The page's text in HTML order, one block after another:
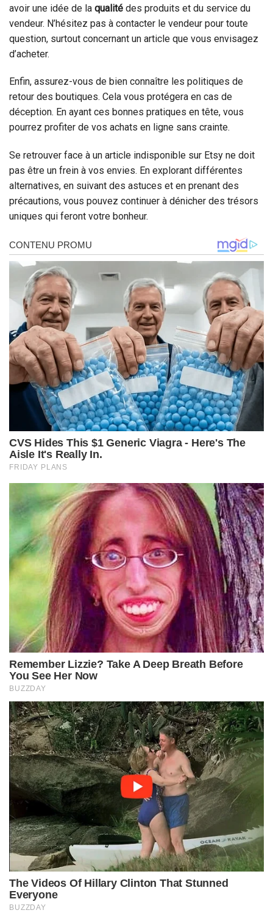
avoir une idée de la qualité des produits et du service du
vendeur. N’hésitez pas à contacter le vendeur pour toute
question, surtout concernant un article que vous envisagez
d’acheter.
Enfin, assurez-vous de bien connaître les politiques de
retour des boutiques. Cela vous protégera en cas de
déception. En ayant ces bonnes pratiques en tête, vous
pourrez profiter de vos achats en ligne sans crainte.
Se retrouver face à un article indisponible sur Etsy ne doit
pas être un frein à vos envies. En explorant différentes
alternatives, en suivant des astuces et en prenant des
précautions, vous pouvez continuer à dénicher des trésors
uniques qui feront votre bonheur.